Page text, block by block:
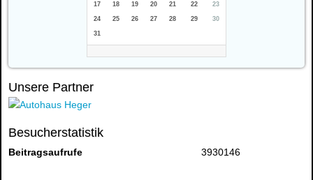
17 18 19 20 21 22 23
24 25 26 27 28 29 30
31
Unsere Partner
Besucherstatistik
Beitragsaufrufe 3930146